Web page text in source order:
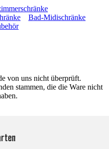
Bad-Midischränke
von uns nicht überprüft.
stammen, die die Ware nicht